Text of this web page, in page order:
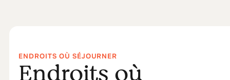
ENDROITS OÙ SÉJOURNER